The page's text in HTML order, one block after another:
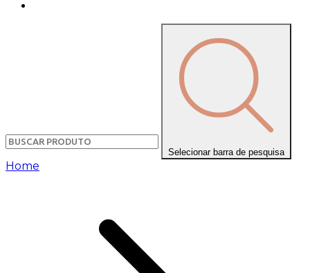
Selecionar barra de pesquisa
Home